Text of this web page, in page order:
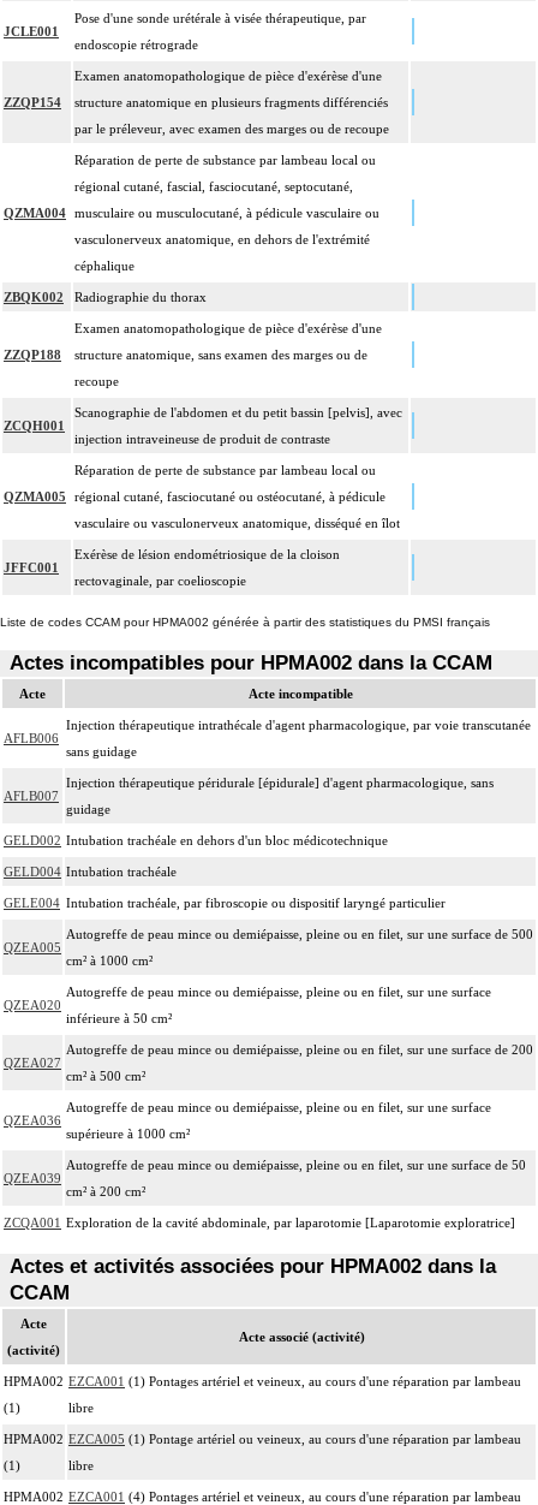
JCLE001
Pose d'une sonde urétérale à visée thérapeutique, par
endoscopie rétrograde
ZZQP154
Examen anatomopathologique de pièce d'exérèse d'une
structure anatomique en plusieurs fragments différenciés
par le préleveur, avec examen des marges ou de recoupe
QZMA004
Réparation de perte de substance par lambeau local ou
régional cutané, fascial, fasciocutané, septocutané,
musculaire ou musculocutané, à pédicule vasculaire ou
vasculonerveux anatomique, en dehors de l'extrémité
céphalique
ZBQK002 Radiographie du thorax
ZZQP188
Examen anatomopathologique de pièce d'exérèse d'une
structure anatomique, sans examen des marges ou de
recoupe
ZCQH001
Scanographie de l'abdomen et du petit bassin [pelvis], avec
injection intraveineuse de produit de contraste
QZMA005
Réparation de perte de substance par lambeau local ou
régional cutané, fasciocutané ou ostéocutané, à pédicule
vasculaire ou vasculonerveux anatomique, disséqué en îlot
JFFC001
Exérèse de lésion endométriosique de la cloison
rectovaginale, par coelioscopie
Liste de codes CCAM pour HPMA002 générée à partir des statistiques du PMSI français
Actes incompatibles pour HPMA002 dans la CCAM
Acte Acte incompatible
AFLB006
Injection thérapeutique intrathécale d'agent pharmacologique, par voie transcutanée
sans guidage
AFLB007
Injection thérapeutique péridurale [épidurale] d'agent pharmacologique, sans
guidage
GELD002 Intubation trachéale en dehors d'un bloc médicotechnique
GELD004 Intubation trachéale
GELE004 Intubation trachéale, par fibroscopie ou dispositif laryngé particulier
QZEA005
Autogreffe de peau mince ou demiépaisse, pleine ou en filet, sur une surface de 500
cm² à 1000 cm²
QZEA020
Autogreffe de peau mince ou demiépaisse, pleine ou en filet, sur une surface
inférieure à 50 cm²
QZEA027
Autogreffe de peau mince ou demiépaisse, pleine ou en filet, sur une surface de 200
cm² à 500 cm²
QZEA036
Autogreffe de peau mince ou demiépaisse, pleine ou en filet, sur une surface
supérieure à 1000 cm²
QZEA039
Autogreffe de peau mince ou demiépaisse, pleine ou en filet, sur une surface de 50
cm² à 200 cm²
ZCQA001 Exploration de la cavité abdominale, par laparotomie [Laparotomie exploratrice]
Actes et activités associées pour HPMA002 dans la
CCAM
Acte
(activité)
Acte associé (activité)
HPMA002
(1)
EZCA001 (1) Pontages artériel et veineux, au cours d'une réparation par lambeau
libre
HPMA002
(1)
EZCA005 (1) Pontage artériel ou veineux, au cours d'une réparation par lambeau
libre
HPMA002 EZCA001 (4) Pontages artériel et veineux, au cours d'une réparation par lambeau